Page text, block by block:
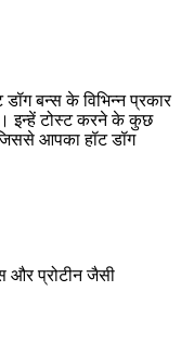
बन्स के विभिन्न प्रकार
इन्हें टोस्ट करने के कुछ
आपका हॉट डॉग
और प्रोटीन जैसी